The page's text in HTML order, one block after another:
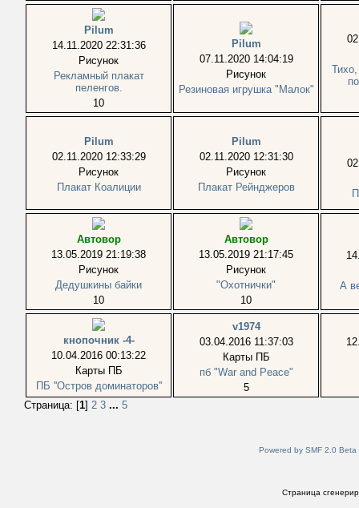
Pilum
14.11.2020 22:31:36
Рисунок
Рекламный плакат
пеленгов.
10
Pilum
07.11.2020 14:04:19
Рисунок
Резиновая игрушка "Малок"
Pilum
02.11.2020 12:33:29
Рисунок
Плакат Коалиции
Pilum
02.11.2020 12:31:30
Рисунок
Плакат Рейнджеров
Автовор
13.05.2019 21:19:38
Рисунок
Дедушкины байки
10
Автовор
13.05.2019 21:17:45
Рисунок
"Охотнички"
10
А
кнопочник -4-
10.04.2016 00:13:22
Карты ПБ
ПБ ''Остров доминаторов''
v1974
03.04.2016 11:37:03
Карты ПБ
пб "War and Peace"
5
Страница: [1] 2 3 ... 5
Powered by SMF 2.0 Beta
Страница